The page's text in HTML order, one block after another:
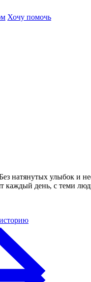
Хочу помочь
натянутых улыбок и
каждый день, с теми